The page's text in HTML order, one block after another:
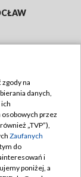
na
danych,
przez
„TVP”),
Zaufanych
do
i
poniżej, a